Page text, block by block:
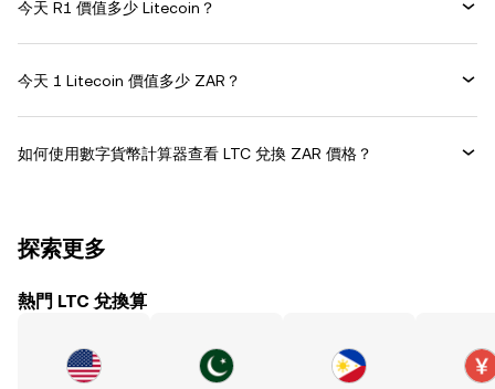
今天 R1 價值多少 Litecoin？
今天 1 Litecoin 價值多少 ZAR？
如何使用數字貨幣計算器查看 LTC 兌換 ZAR 價格？
探索更多
熱門 LTC 兌換算